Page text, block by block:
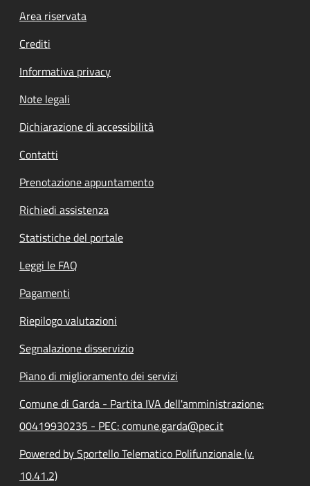
Footer menu
Area riservata
Crediti
Informativa privacy
Note legali
Dichiarazione di accessibilità
Contatti
Prenotazione appuntamento
Richiedi assistenza
Statistiche del portale
Leggi le FAQ
Pagamenti
Riepilogo valutazioni
Segnalazione disservizio
Piano di miglioramento dei servizi
Comune di Garda - Partita IVA dell'amministrazione:
00419930235 - PEC: comune.garda@pec.it
Powered by Sportello Telematico Polifunzionale (v.
10.41.2)